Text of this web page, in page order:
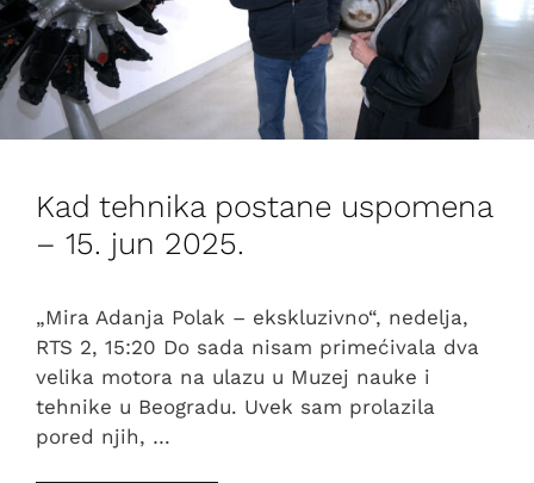
Kad tehnika postane uspomena
– 15. jun 2025.
„Mira Adanja Polak – ekskluzivno“, nedelja,
RTS 2, 15:20 Do sada nisam primećivala dva
velika motora na ulazu u Muzej nauke i
tehnike u Beogradu. Uvek sam prolazila
pored njih, …